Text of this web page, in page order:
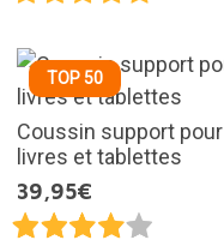
TOP 50
Coussin support pour
livres et tablettes
39,95€